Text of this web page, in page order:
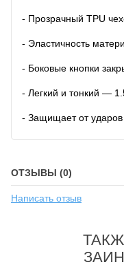
- Прозрачный TPU
- Эластичность
- Боковые кнопки
- Легкий и тонкий —
- Защищает от ударов
ОТЗЫВЫ (0)
Написать отзыв